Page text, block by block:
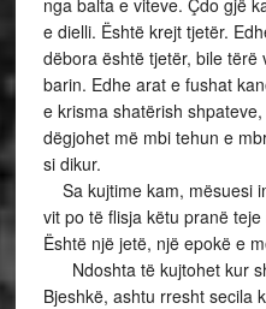
nga balta e viteve. Çdo gjë
e dielli. Është krejt tjetër.
dëbora është tjetër, bile
barin. Edhe arat e fushat
e krisma shatërish
dëgjohet më mbi tehun e
si dikur.
Sa kujtime kam, mësuesi
vit po të flisja këtu pranë
Është një jetë, një epokë e
Ndoshta të kujtohet kur
Bjeshkë, ashtu rresht secila